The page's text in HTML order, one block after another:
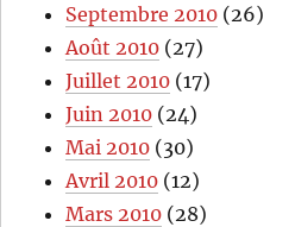
Septembre 2010 (26)
Août 2010 (27)
Juillet 2010 (17)
Juin 2010 (24)
Mai 2010 (30)
Avril 2010 (12)
Mars 2010 (28)